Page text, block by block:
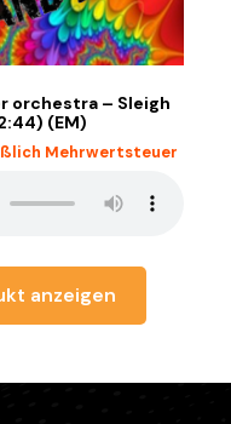
orchestra – Sleigh
(EM)
Mehrwertsteuer
anzeigen